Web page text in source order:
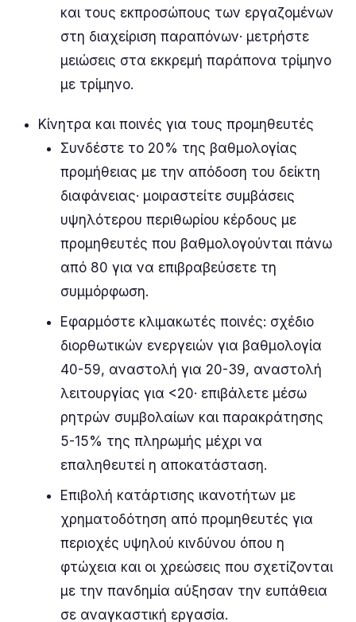
και τους εκπροσώπους των εργαζομένων
στη διαχείριση παραπόνων· μετρήστε
μειώσεις στα εκκρεμή παράπονα τρίμηνο
με τρίμηνο.
Κίνητρα και ποινές για τους προμηθευτές
Συνδέστε το 20% της βαθμολογίας
προμήθειας με την απόδοση του δείκτη
διαφάνειας· μοιραστείτε συμβάσεις
υψηλότερου περιθωρίου κέρδους με
προμηθευτές που βαθμολογούνται πάνω
από 80 για να επιβραβεύσετε τη
συμμόρφωση.
Εφαρμόστε κλιμακωτές ποινές: σχέδιο
διορθωτικών ενεργειών για βαθμολογία
40-59, αναστολή για 20-39, αναστολή
λειτουργίας για <20· επιβάλετε μέσω
ρητρών συμβολαίων και παρακράτησης
5-15% της πληρωμής μέχρι να
επαληθευτεί η αποκατάσταση.
Επιβολή κατάρτισης ικανοτήτων με
χρηματοδότηση από προμηθευτές για
περιοχές υψηλού κινδύνου όπου η
φτώχεια και οι χρεώσεις που σχετίζονται
με την πανδημία αύξησαν την ευπάθεια
σε αναγκαστική εργασία.